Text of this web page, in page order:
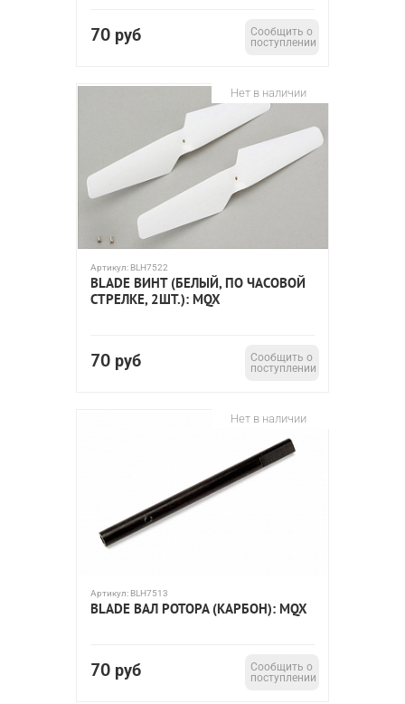
70 руб
Сообщить о
поступлении
Нет в наличии
Артикул: BLH7522
BLADE ВИНТ (БЕЛЫЙ, ПО ЧАСОВОЙ
СТРЕЛКЕ, 2ШТ.): MQX
70 руб
Сообщить о
поступлении
Нет в наличии
Артикул: BLH7513
BLADE ВАЛ РОТОРА (КАРБОН): MQX
70 руб
Сообщить о
поступлении